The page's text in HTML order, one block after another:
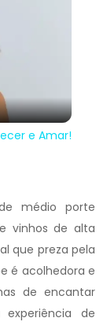
e Amar!
médio porte
vinhos de alta
que preza pela
é acolhedora e
de encantar
de